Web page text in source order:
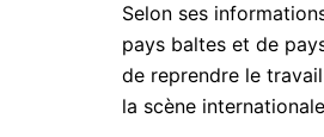
Selon ses
pays baltes et de
de reprendre le
la scène